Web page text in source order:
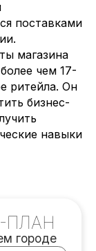
поставками
магазина
чем 17-
ритейла. Он
бизнес-
навыки